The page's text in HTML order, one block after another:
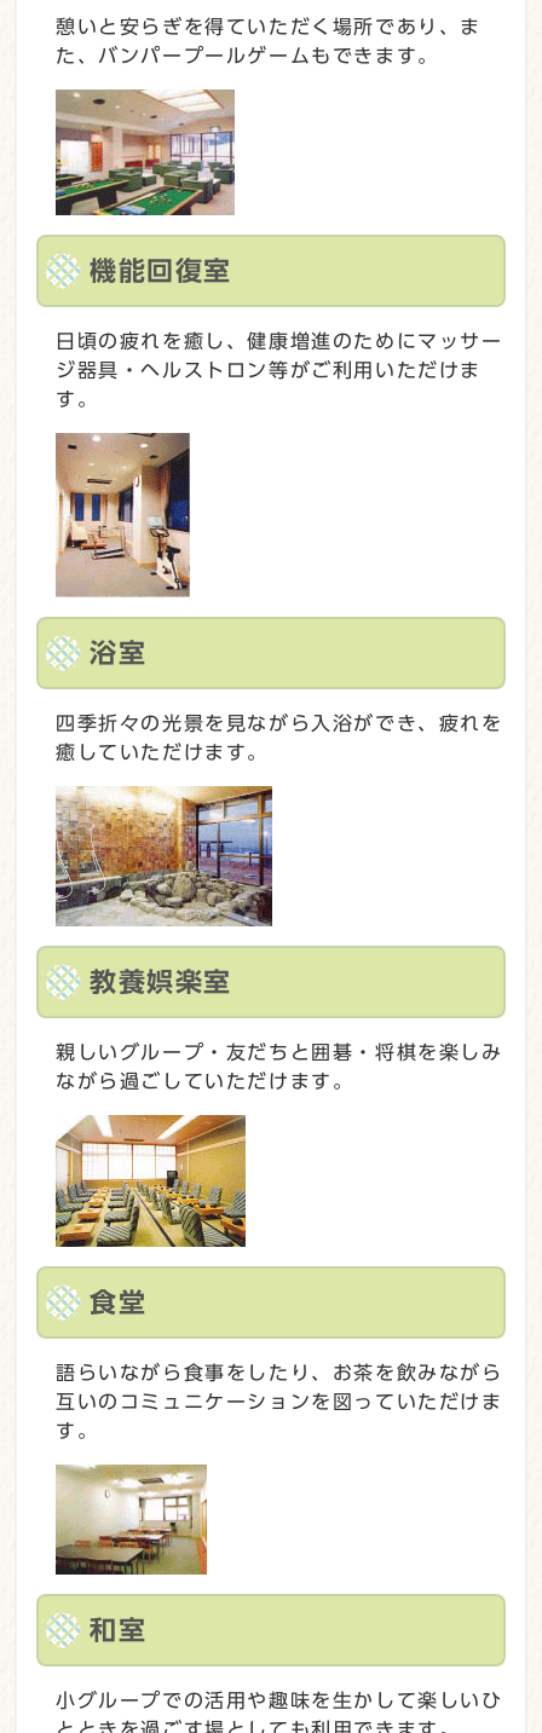
憩いと安らぎを得ていただく場所であり、ま
た、バンパープールゲームもできます。
機能回復室
日頃の疲れを癒し、健康増進のためにマッサー
ジ器具・ヘルストロン等がご利用いただけま
す。
浴室
四季折々の光景を見ながら入浴ができ、疲れを
癒していただけます。
教養娯楽室
親しいグループ・友だちと囲碁・将棋を楽しみ
ながら過ごしていただけます。
食堂
語らいながら食事をしたり、お茶を飲みながら
互いのコミュニケーションを図っていただけま
す。
和室
小グループでの活用や趣味を生かして楽しいひ
とときを過ごす場としても利用できます。